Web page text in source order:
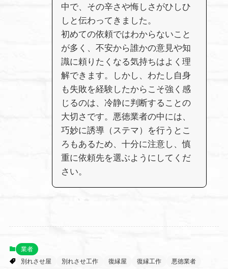
中で、その辛さや悔しさがひしひ
しと伝わってきました。
初めての依頼ではわからないこと
が多く、不安から誰かの意見や知
識に頼りたくなる気持ちはよく理
解できます。しかし、わたし自身
も失敗を経験したからこそ強く感
じるのは、冷静に判断することの
大切さです。悪徳業者の中には、
巧妙に誘導（ステマ）を行うとこ
ろもあるため、十分に注意し、慎
重に依頼先を選ぶようにしてくだ
さい。
業者
別れさせ屋
別れさせ工作 復縁屋 復縁工作
悪徳業者